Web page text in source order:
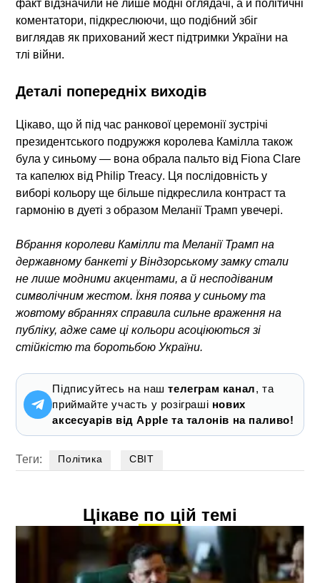
факт відзначили не лише модні оглядачі, а й політичні
коментатори, підкреслюючи, що подібний збіг
виглядав як прихований жест підтримки України на
тлі війни.
Деталі попередніх виходів
Цікаво, що й під час ранкової церемонії зустрічі
президентського подружжя королева Камілла також
була у синьому — вона обрала пальто від Fiona Clare
та капелюх від Philip Treacy. Ця послідовність у
виборі кольору ще більше підкреслила контраст та
гармонію в дуеті з образом Меланії Трамп увечері.
Вбрання королеви Камілли та Меланії Трамп на
державному банкеті у Віндзорському замку стали
не лише модними акцентами, а й несподіваним
символічним жестом. Їхня поява у синьому та
жовтому вбраннях справила сильне враження на
публіку, адже саме ці кольори асоціюються зі
стійкістю та боротьбою України.
Підписуйтесь на наштелеграм канал, та
приймайте участь у розіграші нових
аксесуарів від Apple та талонів на паливо!
Теги: Політика СВІТ
Цікаве по цій темі